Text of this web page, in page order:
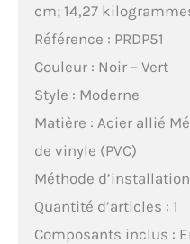
cm; 14,27
Référence : PRDP51
Couleur : Noir – Vert
Style : Moderne
Matière : Acier allié
de vinyle (PVC)
Méthode
Quantité d’articles : 1
Composants inclus :